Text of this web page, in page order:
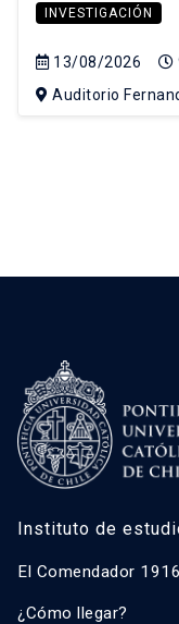
INVESTIGACIÓN
13/08/2026
Auditorio
Instituto de
El Comendador
¿Cómo llegar?